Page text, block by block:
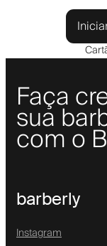
Faça
sua
com o
barberly
Instagram